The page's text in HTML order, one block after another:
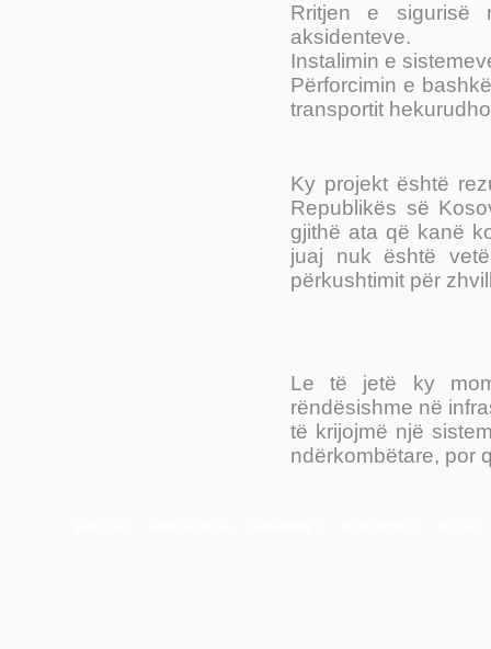
Rritjen e sigurisë
aksidenteve.
Instalimin e
Përforcimin e
transportit
Ky projekt është
Republikës së
gjithë ata që kanë
juaj nuk është
përkushtimit për
Le të jetë ky
rëndësishme në
të krijojmë një
ndërkombëtare, por